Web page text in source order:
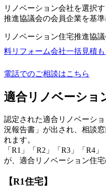
リノベーション会社を選択
推進協議会の会員企業を基
リノベーション住宅推進協
料リフォーム会社一括見積
電話でのご相談はこちら
適合リノベーショ
認定された適合リノベーシ
況報告書」が出され、相談
れます。
「R1」「R2」「R3」「R4
が、適合リノベーション住宅
【R1住宅】